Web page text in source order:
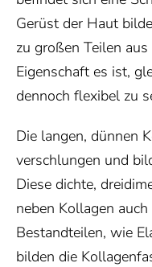
Gerüst der Haut
zu großen Teilen
Eigenschaft es ist,
dennoch flexibel zu
Die langen, dünnen
verschlungen und
Diese dichte,
neben Kollagen
Bestandteilen, wie
bilden die